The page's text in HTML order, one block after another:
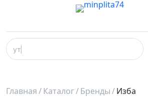
Главная Каталог Бренды Изба